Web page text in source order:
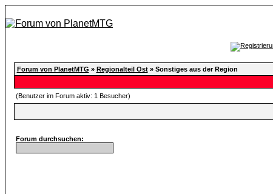
Forum von PlanetMTG » Regionalteil Ost» Sonstiges aus der Region
(Benutzer im Forum aktiv: 1 Besucher)
Forum durchsuchen: